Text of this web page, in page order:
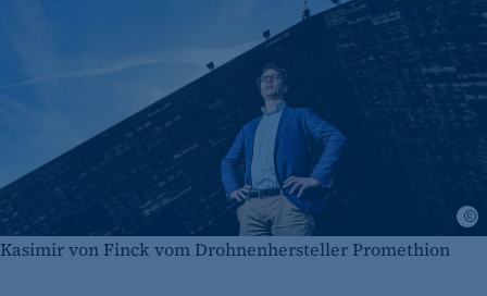
Kasimir von Finck vom Drohnenhersteller Promethion